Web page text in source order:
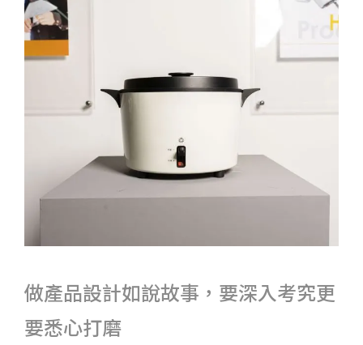
做產品設計如說故事，要深入考究更
要悉心打磨